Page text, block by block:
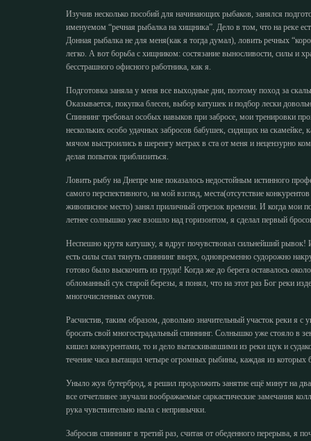
Изучив несколько пособий для начинающих рыбаков, занялся
именуемом “речная рыбалка на хищника”. Дело в том, что на реке
Донная рыбалка не для меня(как я тогда думал), ловить речных
легко. А вот борьба с хищником: состязание выносливости, силы и
бесстрашного офисного работника, как я.
Подготовка заняла у меня все выходные дни, поэтому поход за
Оказывается, покупка блесен, выбор катушек и подбор лески
Спиннинг требовал особых навыков при забросе, мои тренировки
нескольких особо удачных забросов бабушек, сидящих на
мячом выстроились в шеренгу метрах в ста от меня и нецензурно
делая попыток приблизиться.
Ловить рыбу на Днепре мне показалось недостойным истинного
самого перспективного, на мой взгляд, места(отсутствие
живописное место) занял приличный отрезок времени. И когда мои
летнее солнышко уже взошло над горизонтом, я сделал первый
Неспешно крутя катушку, я вдруг почувствовал сильнейший
есть силы стал тянуть спиннинг вверх, одновременно судорожно
готово было выскочить из груди! Когда же до берега оставалось
обломанный сук старой березы, я понял, что на этот раз Бог реки
многочисленных омутов.
Расчистив, таким образом, довольно значительный участок реки я с
бросать свой многострадальный спиннинг. Солнышко уже стояло в
кишел конкурентами, то и дело вытаскивавшими из реки щук и
течение часа вытащил четыре огромных рыбины, каждая из которых
Уныло жуя бутерброд, я решил продолжить занятие ещё минут на
все отчетливее звучали воображаемые саркастические замечания
рука чувствительно ныла с непривычки.
Забросив спиннинг в третий раз, считая от обеденного перерыва, я